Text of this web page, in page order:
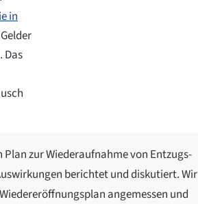
in
Das
zur Wiederaufnahme von Entzugs-
berichtet und diskutiert. Wir
angemessen und